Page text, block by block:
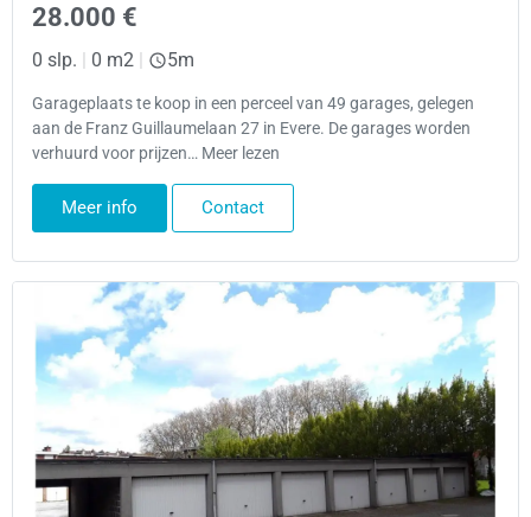
28.000 €
0 slp. | 0 m2 | 5m
Garageplaats te koop in een perceel van 49 garages, gelegen
aan de Franz Guillaumelaan 27 in Evere. De garages worden
verhuurd voor prijzen… Meer lezen
Meer info Contact